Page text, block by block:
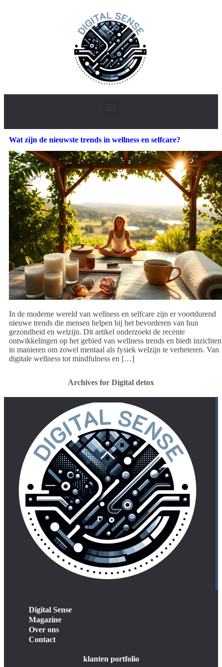
Wat zijn de nieuwste trends in wellness en selfcare?
In de moderne wereld van wellness en selfcare zijn er voortdurend
nieuwe trends die mensen helpen bij het bevorderen van hun
gezondheid en welzijn. Dit artikel onderzoekt de recente
ontwikkelingen op het gebied van wellness trends en biedt inzichten
in manieren om zowel mentaal als fysiek welzijn te verbeteren. Van
digitale wellness tot mindfulness en […]
Archives for Digital detox
Digital Sense
Magazine
Over ons
Contact
klanten portfolio